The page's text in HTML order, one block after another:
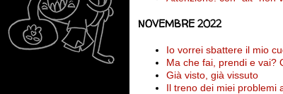
NOVEMBRE 2022
Io vorrei sbattere il mio
Ma che fai, prendi e vai?
Già visto, già vissuto
Il treno dei miei problemi